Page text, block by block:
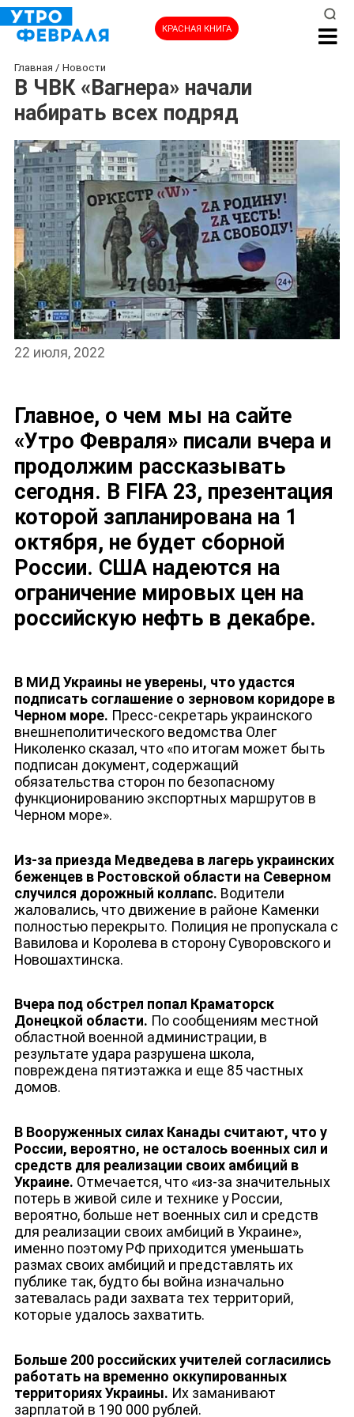
КРАСНАЯ КНИГА
НОВОСТИ
ДЕПУТАТЫ К СЪЕЗДУ
Главная / Новости
В ЧВК «Вагнера» начали
набирать всех подряд
22 июля, 2022
Главное, о чем мы на сайте
«Утро Февраля» писали вчера и
продолжим рассказывать
сегодня. В FIFA 23, презентация
которой запланирована на 1
октября, не будет сборной
России. США надеются на
ограничение мировых цен на
российскую нефть в декабре.
В МИД Украины не уверены, что удастся
подписать соглашение о зерновом коридоре в
Черном море. Пресс-секретарь украинского
внешнеполитического ведомства Олег
Николенко сказал, что «по итогам может быть
подписан документ, содержащий
обязательства сторон по безопасному
функционированию экспортных маршрутов в
Черном море».
Из-за приезда Медведева в лагерь украинских
беженцев в Ростовской области на Северном
случился дорожный коллапс. Водители
жаловались, что движение в районе Каменки
полностью перекрыто. Полиция не пропускала с
Вавилова и Королева в сторону Суворовского и
Новошахтинска.
Вчера под обстрел попал Краматорск
Донецкой области. По сообщениям местной
областной военной администрации, в
результате удара разрушена школа,
повреждена пятиэтажка и еще 85 частных
домов.
В Вооруженных силах Канады считают, что у
России, вероятно, не осталось военных сил и
средств для реализации своих амбиций в
Украине. Отмечается, что «из-за значительных
потерь в живой силе и технике у России,
вероятно, больше нет военных сил и средств
для реализации своих амбиций в Украине»,
именно поэтому РФ приходится уменьшать
размах своих амбиций и представлять их
публике так, будто бы война изначально
затевалась ради захвата тех территорий,
которые удалось захватить.
Больше 200 российских учителей согласились
работать на временно оккупированных
территориях Украины. Их заманивают
зарплатой в 190 000 рублей.